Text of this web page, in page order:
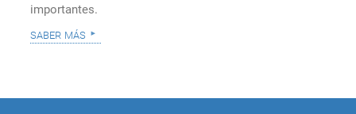
importantes.
saber más